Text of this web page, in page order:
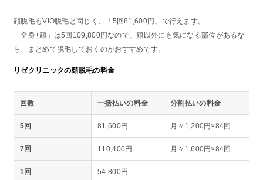
顔脱毛もVIO脱毛と同じく、「5回81,600円」で行えます。
「全身+顔」は5回109,800円なので、顔以外にも気になる部位があるな
ら、まとめて脱毛しておくのがおすすめです。
リゼクリニックの顔脱毛の料金
回数 一括払いの料金 分割払いの料金
5回 81,600円 月々1,200円×84回
7回 110,400円 月々1,600円×84回
1回 54,800円 –